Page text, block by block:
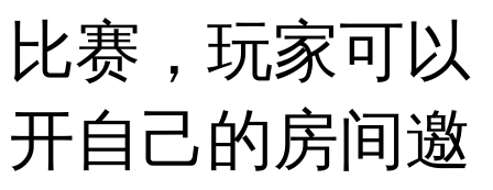
比赛，玩家可以
开自己的房间邀